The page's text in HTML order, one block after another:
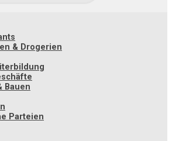
& Drogerien
Bauen
Parteien